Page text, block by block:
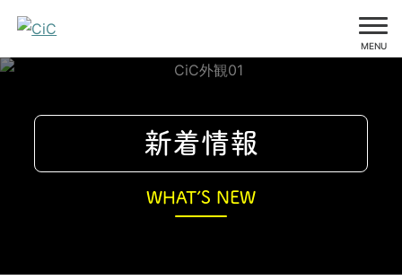
コ
ッ
MENU
新着情報
WHAT’S NEW